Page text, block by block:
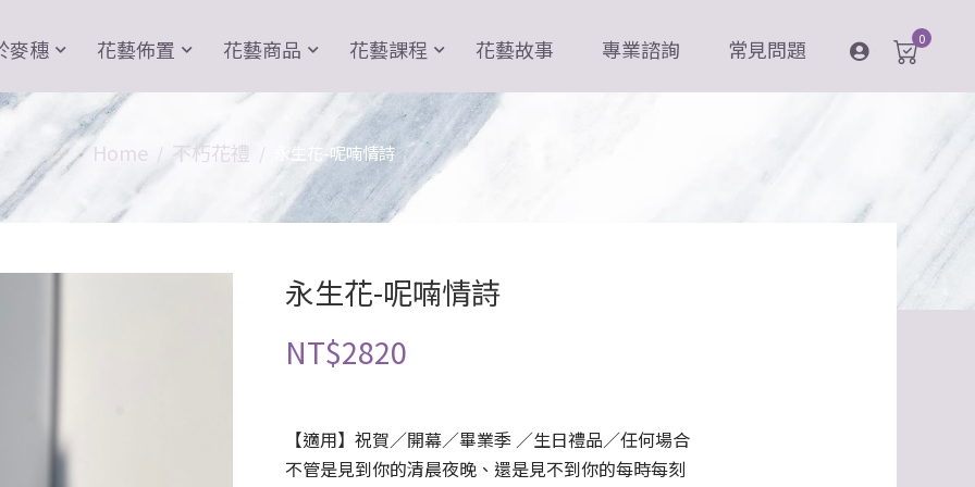
麥穗 花藝佈置 花藝商品 花藝課程 花藝故事 專業諮詢 常見問題 登入 0
Home 不朽花禮 永生花-呢喃情詩
永生花-呢喃情詩
NT$2820
【適用】祝賀／開幕／畢業季 ／生日禮品／任何場合
不管是見到你的清晨夜晚、還是見不到你的每時每刻